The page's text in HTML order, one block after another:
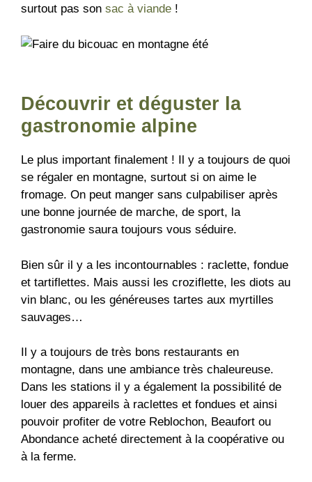
surtout pas son sac à viande !
Découvrir et déguster la
gastronomie alpine
Le plus important finalement ! Il y a toujours de quoi
se régaler en montagne, surtout si on aime le
fromage. On peut manger sans culpabiliser après
une bonne journée de marche, de sport, la
gastronomie saura toujours vous séduire.
Bien sûr il y a les incontournables : raclette, fondue
et tartiflettes. Mais aussi les croziflette, les diots au
vin blanc, ou les généreuses tartes aux myrtilles
sauvages…
Il y a toujours de très bons restaurants en
montagne, dans une ambiance très chaleureuse.
Dans les stations il y a également la possibilité de
louer des appareils à raclettes et fondues et ainsi
pouvoir profiter de votre Reblochon, Beaufort ou
Abondance acheté directement à la coopérative ou
à la ferme.